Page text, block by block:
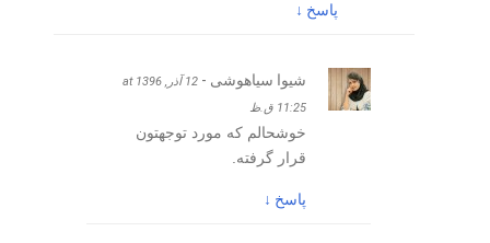
پاسخ ↓
شیوا سیاهوشی -
12 آذر, 1396 at
11:25 ق.ظ
خوشحالم که مورد توجهتون
قرار گرفته.
پاسخ ↓